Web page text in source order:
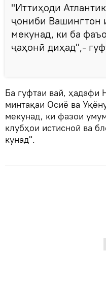
"Иттиҳоди
ҷониби Вашингтон
мекунад, ки ба
ҷаҳонӣ диҳад",-
Ба гуфтаи вай, ҳадафи
минтақаи Осиё ва
мекунад, ки фазои
клубҳои истисноӣ ва
кунад".